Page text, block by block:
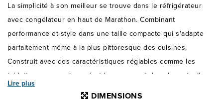
La simplicité à son meilleur se trouve dans le réfrigérateur
avec congélateur en haut de Marathon. Combinant
performance et style dans une taille compacte qui s'adapte
parfaitement même à la plus pittoresque des cuisines.
Construit avec des caractéristiques réglables comme les
tablettes en verre trempé et le rangement dans la porte. Il
comprend également un porte-bouteilles de vin chromé de
Lire plus
DIMENSIONS